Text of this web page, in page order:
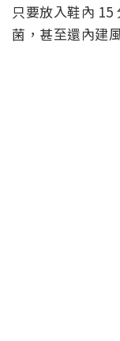
只要放入鞋內 15
菌，甚至還內建